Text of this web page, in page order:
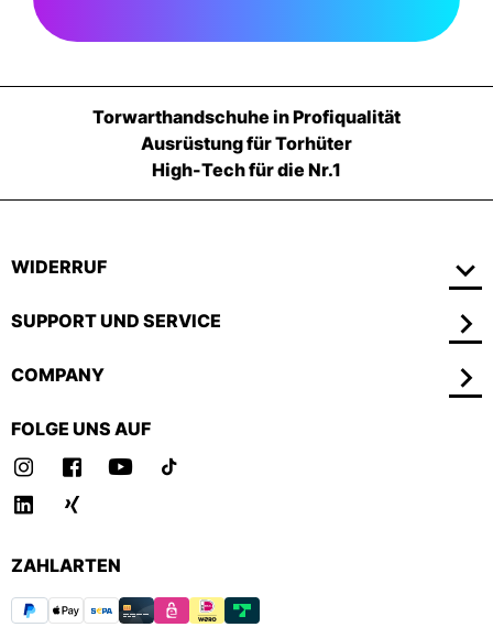
Torwarthandschuhe in Profiqualität
Ausrüstung für Torhüter
High-Tech für die Nr.1
WIDERRUF
SUPPORT UND SERVICE
COMPANY
FOLGE UNS AUF
ZAHLARTEN